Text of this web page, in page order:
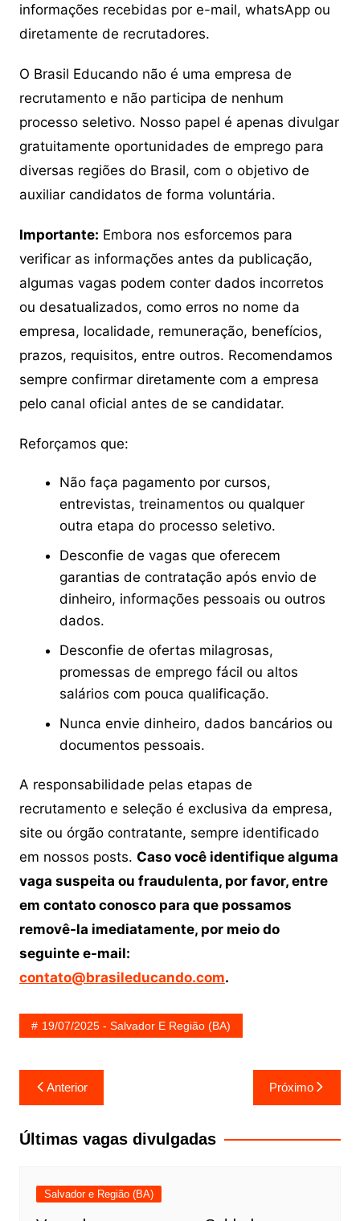
informações recebidas por e-mail, whatsApp ou
diretamente de recrutadores.
O Brasil Educando não é uma empresa de
recrutamento e não participa de nenhum
processo seletivo. Nosso papel é apenas divulgar
gratuitamente oportunidades de emprego para
diversas regiões do Brasil, com o objetivo de
auxiliar candidatos de forma voluntária.
Importante: Embora nos esforcemos para
verificar as informações antes da publicação,
algumas vagas podem conter dados incorretos
ou desatualizados, como erros no nome da
empresa, localidade, remuneração, benefícios,
prazos, requisitos, entre outros. Recomendamos
sempre confirmar diretamente com a empresa
pelo canal oficial antes de se candidatar.
Reforçamos que:
Não faça pagamento por cursos,
entrevistas, treinamentos ou qualquer
outra etapa do processo seletivo.
Desconfie de vagas que oferecem
garantias de contratação após envio de
dinheiro, informações pessoais ou outros
dados.
Desconfie de ofertas milagrosas,
promessas de emprego fácil ou altos
salários com pouca qualificação.
Nunca envie dinheiro, dados bancários ou
documentos pessoais.
A responsabilidade pelas etapas de
recrutamento e seleção é exclusiva da empresa,
site ou órgão contratante, sempre identificado
em nossos posts. Caso você identifique alguma
vaga suspeita ou fraudulenta, por favor, entre
em contato conosco para que possamos
removê-la imediatamente, por meio do
seguinte e-mail:
contato@brasileducando.com.
19/07/2025 - Salvador E Região (BA)
Navegação
de
Post
Anterior Próximo
Últimas vagas divulgadas
Salvador e Região (BA)